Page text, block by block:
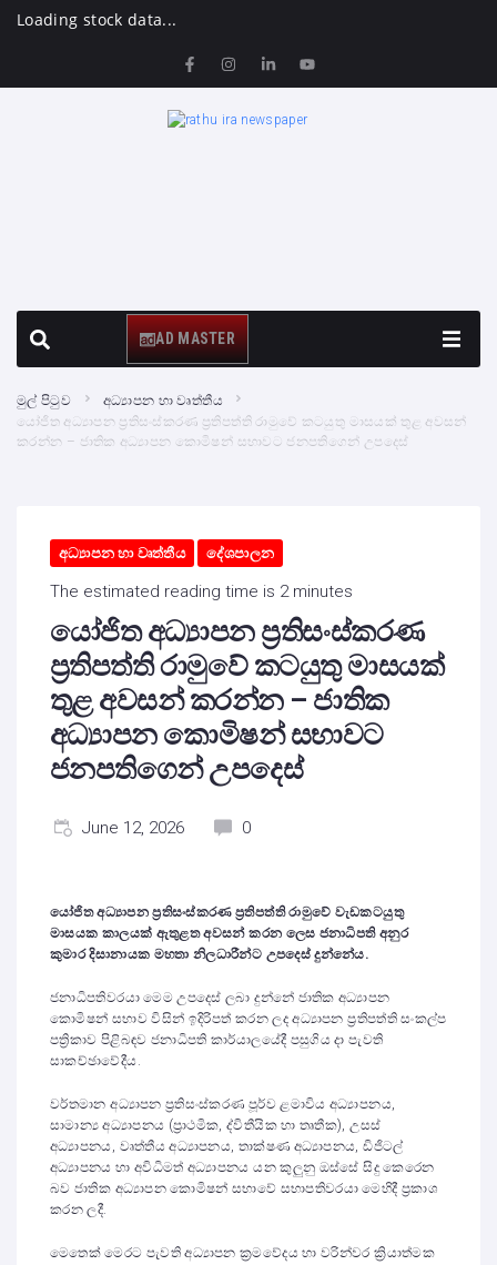
Loading stock data...
AD MASTER
මුල් පිටුව
අධ්‍යාපන හා වෘත්තීය
යෝජිත අධ්‍යාපන ප්‍රතිසංස්කරණ ප්‍රතිපත්ති රාමුවේ කටයුතු මාසයක් තුළ අවසන්
කරන්න – ජාතික අධ්‍යාපන කොමිෂන් සභාවට ජනපතිගෙන් උපදෙස්
අධ්‍යාපන හා වෘත්තීය දේශපාලන
The estimated reading time is 2 minutes
යෝජිත අධ්‍යාපන ප්‍රතිසංස්කරණ
ප්‍රතිපත්ති රාමුවේ කටයුතු මාසයක්
තුළ අවසන් කරන්න – ජාතික
අධ්‍යාපන කොමිෂන් සභාවට
ජනපතිගෙන් උපදෙස්
June 12, 2026 0
යෝජිත අධ්‍යාපන ප්‍රතිසංස්කරණ ප්‍රතිපත්ති රාමුවේ වැඩකටයුතු
මාසයක කාලයක් ඇතුළත අවසන් කරන ලෙස ජනාධිපති අනුර
කුමාර දිසානායක මහතා නිලධාරීන්ට උපදෙස් දුන්නේය.
ජනාධිපතිවරයා මෙම උපදෙස් ලබා දුන්නේ ජාතික අධ්‍යාපන
කොමිෂන් සභාව විසින් ඉදිරිපත් කරන ලද අධ්‍යාපන ප්‍රතිපත්ති සංකල්ප
පත්‍රිකාව පිළිබඳව ජනාධිපති කාර්යාලයේදී පසුගිය දා පැවති
සාකච්ඡාවේදීය.
වර්තමාන අධ්‍යාපන ප්‍රතිසංස්කරණ පූර්ව ළමාවිය අධ්‍යාපනය,
සාමාන්‍ය අධ්‍යාපනය (ප්‍රාථමික, ද්විතීයික හා තෘතීක), උසස්
අධ්‍යාපනය, වෘත්තීය අධ්‍යාපනය, තාක්ෂණ අධ්‍යාපනය, ඩිජිටල්
අධ්‍යාපනය හා අවිධිමත් අධ්‍යාපනය යන කුලුනු ඔස්සේ සිදු කෙරෙන
බව ජාතික අධ්‍යාපන කොමිෂන් සභාවේ සභාපතිවරයා මෙහිදී ප්‍රකාශ
කරන ලදී.
මෙතෙක් මෙරට පැවති අධ්‍යාපන ක්‍රමවේදය හා වරින්වර ක්‍රියාත්මක